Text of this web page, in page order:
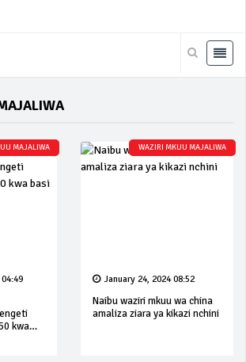
MAJALIWA
kwa
WAZIRI MKUU MAJALIWA
January 24, 2024 08:52
Naibu waziri mkuu wa china
amaliza ziara ya kikazi nchini